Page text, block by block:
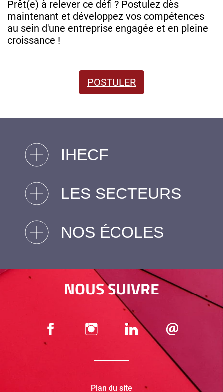
Prêt(e) à relever ce défi ? Postulez dès
maintenant et développez vos compétences
au sein d'une entreprise engagée et en pleine
croissance !
POSTULER
IHECF
LES SECTEURS
NOS ÉCOLES
NOUS SUIVRE
Plan du site